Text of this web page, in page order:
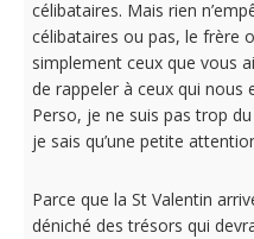
célibataires. Mais rien
célibataires ou pas, le frère
simplement ceux que vous
de rappeler à ceux qui
Perso, je ne suis pas trop
je sais qu’une petite
Parce que la St Valentin
déniché des trésors qui